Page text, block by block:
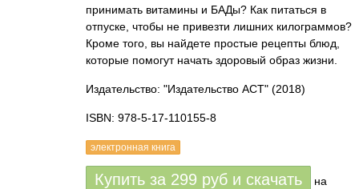
принимать витамины и БАДы? Как питаться в
отпуске, чтобы не привезти лишних килограммов?
Кроме того, вы найдете простые рецепты блюд,
которые помогут начать здоровый образ жизни.
Издательство: "Издательство АСТ" (2018)
ISBN: 978-5-17-110155-8
электронная книга
Купить за 299 руб и скачать
на